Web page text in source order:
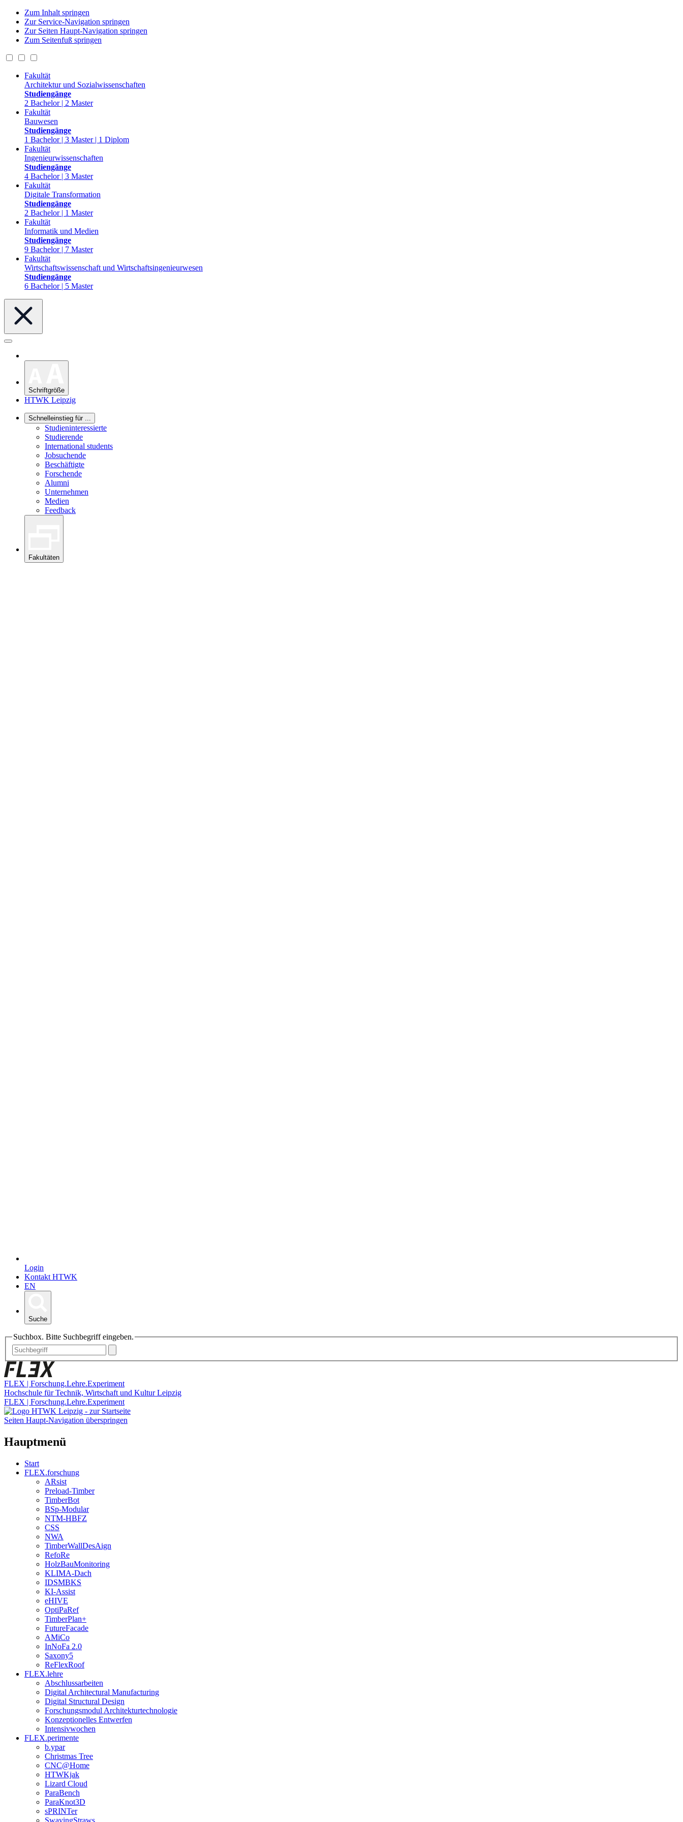
Zum Inhalt springen
Zur Service-Navigation springen
Zur Seiten Haupt-Navigation springen
Zum Seitenfuß springen
Fakultät
Architektur und Sozialwissenschaften
Studiengänge
2 Bachelor | 2 Master
Fakultät
Bauwesen
Studiengänge
1 Bachelor | 3 Master | 1 Diplom
Fakultät
Ingenieurwissenschaften
Studiengänge
4 Bachelor | 3 Master
Fakultät
Digitale Transformation
Studiengänge
2 Bachelor | 1 Master
Fakultät
Informatik und Medien
Studiengänge
9 Bachelor | 7 Master
Fakultät
Wirtschaftswissenschaft und Wirtschaftsingenieurwesen
Studiengänge
6 Bachelor | 5 Master
Schriftgröße
HTWK Leipzig
Schnelleinstieg für ...
Studieninteressierte
Studierende
International students
Jobsuchende
Beschäftigte
Forschende
Alumni
Unternehmen
Medien
Feedback
Fakultäten
Login
Kontakt HTWK
EN
Suche
Suchbox. Bitte Suchbegriff eingeben.
FLEX | Forschung.Lehre.Experiment
Hochschule für Technik, Wirtschaft und Kultur Leipzig
FLEX | Forschung.Lehre.Experiment
Seiten Haupt-Navigation überspringen
Hauptmenü
Start
FLEX.forschung
ARsist
Preload-Timber
TimberBot
BSp-Modular
NTM-HBFZ
CSS
NWA
TimberWallDesAign
RefoRe
HolzBauMonitoring
KLIMA-Dach
IDSMBKS
KI-Assist
eHIVE
OptiPaRef
TimberPlan+
FutureFacade
AMiCo
InNoFa 2.0
Saxony5
ReFlexRoof
FLEX.lehre
Abschlussarbeiten
Digital Architectural Manufacturing
Digital Structural Design
Forschungsmodul Architekturtechnologie
Konzeptionelles Entwerfen
Intensivwochen
FLEX.perimente
b.ypar
Christmas Tree
CNC@Home
HTWKjak
Lizard Cloud
ParaBench
ParaKnot3D
sPRINTer
SwayingStraws